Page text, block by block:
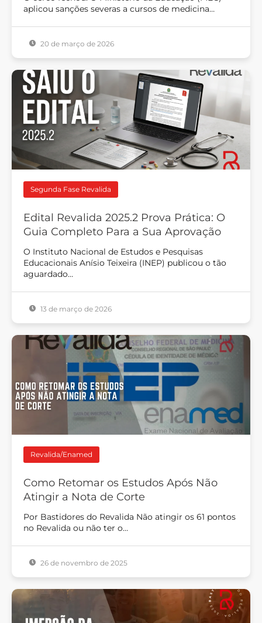
aplicou sanções severas a cursos de medicina…
20 de março de 2026
Segunda Fase Revalida
Edital Revalida 2025.2 Prova Prática: O
Guia Completo Para a Sua Aprovação
O Instituto Nacional de Estudos e Pesquisas
Educacionais Anísio Teixeira (INEP) publicou o tão
aguardado…
13 de março de 2026
Revalida/Enamed
Como Retomar os Estudos Após Não
Atingir a Nota de Corte
Por Bastidores do Revalida Não atingir os 61 pontos
no Revalida ou não ter o…
26 de novembro de 2025